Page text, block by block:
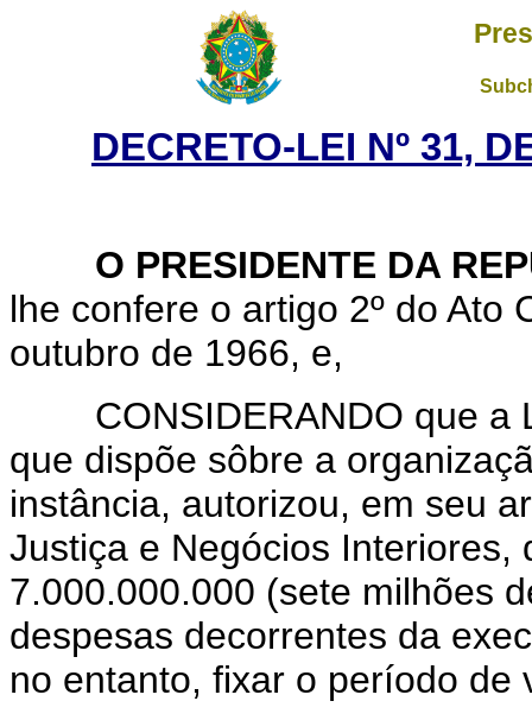
DECRETO-LEI Nº 31,
O PRESIDENTE DA
lhe confere o artigo 2º do Ato
outubro de 1966, e,
CONSIDERANDO que a
que dispõe sôbre a
instância, autorizou, em seu
Justiça e Negócios Interiores,
7.000.000.000 (sete milhões
despesas decorrentes da
no entanto, fixar o período de